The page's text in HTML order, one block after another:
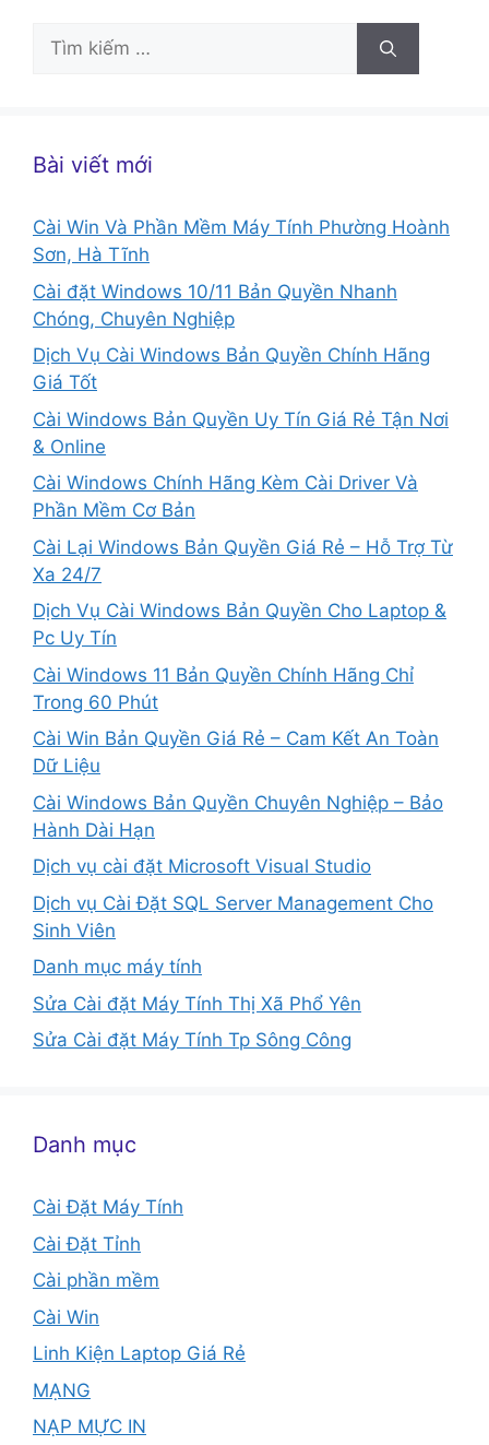
Tìm
Bài viết mới
Cài Win Và Phần Mềm Máy Tính Phường Hoành
Sơn, Hà Tĩnh
Cài đặt Windows 10/11 Bản Quyền Nhanh
Chóng, Chuyên Nghiệp
Dịch Vụ Cài Windows Bản Quyền Chính Hãng
Giá Tốt
Cài Windows Bản Quyền Uy Tín Giá Rẻ Tận Nơi
& Online
Cài Windows Chính Hãng Kèm Cài Driver Và
Phần Mềm Cơ Bản
Cài Lại Windows Bản Quyền Giá Rẻ – Hỗ Trợ Từ
Xa 24/7
Dịch Vụ Cài Windows Bản Quyền Cho Laptop &
Pc Uy Tín
Cài Windows 11 Bản Quyền Chính Hãng Chỉ
Trong 60 Phút
Cài Win Bản Quyền Giá Rẻ – Cam Kết An Toàn
Dữ Liệu
Cài Windows Bản Quyền Chuyên Nghiệp – Bảo
Hành Dài Hạn
Dịch vụ cài đặt Microsoft Visual Studio
Dịch vụ Cài Đặt SQL Server Management Cho
Sinh Viên
Danh mục máy tính
Sửa Cài đặt Máy Tính Thị Xã Phổ Yên
Sửa Cài đặt Máy Tính Tp Sông Công
Danh mục
Cài Đặt Máy Tính
Cài Đặt Tỉnh
Cài phần mềm
Cài Win
Linh Kiện Laptop Giá Rẻ
MẠNG
NẠP MỰC IN